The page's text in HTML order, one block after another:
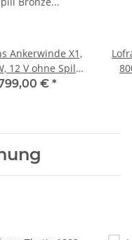
Ankerwinde X1,
12 V ohne Spill
für 8mm Kette
€ *